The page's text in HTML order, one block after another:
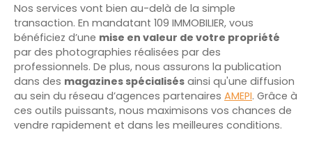
Nos services vont bien au-delà de la simple
transaction. En mandatant 109 IMMOBILIER, vous
bénéficiez d’une mise en valeur de votre propriété
par des photographies réalisées par des
professionnels. De plus, nous assurons la publication
dans des magazines spécialisés ainsi qu'une diffusion
au sein du réseau d’agences partenaires AMEPI. Grâce à
ces outils puissants, nous maximisons vos chances de
vendre rapidement et dans les meilleures conditions.